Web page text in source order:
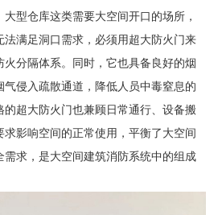
型仓库这类需要大空间开口的场所，
满足洞口需求，必须用超大防火门来
分隔体系。同时，它也具备良好的烟
侵入疏散通道，降低人员中毒窒息的
的超大防火门也兼顾日常通行、设备搬
影响空间的正常使用，平衡了大空间
求，是大空间建筑消防系统中的组成